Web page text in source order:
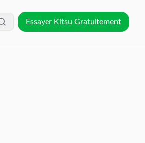
Essayer Kitsu Gratuitement